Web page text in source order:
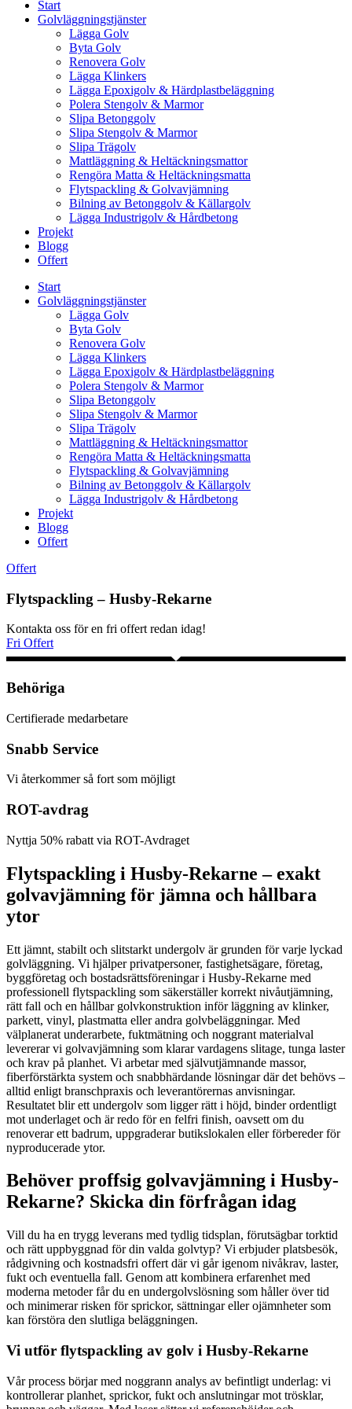
Start
Golvläggningstjänster
Lägga Golv
Byta Golv
Renovera Golv
Lägga Klinkers
Lägga Epoxigolv & Härdplastbeläggning
Polera Stengolv & Marmor
Slipa Betonggolv
Slipa Stengolv & Marmor
Slipa Trägolv
Mattläggning & Heltäckningsmattor
Rengöra Matta & Heltäckningsmatta
Flytspackling & Golvavjämning
Bilning av Betonggolv & Källargolv
Lägga Industrigolv & Hårdbetong
Projekt
Blogg
Offert
Start
Golvläggningstjänster
Lägga Golv
Byta Golv
Renovera Golv
Lägga Klinkers
Lägga Epoxigolv & Härdplastbeläggning
Polera Stengolv & Marmor
Slipa Betonggolv
Slipa Stengolv & Marmor
Slipa Trägolv
Mattläggning & Heltäckningsmattor
Rengöra Matta & Heltäckningsmatta
Flytspackling & Golvavjämning
Bilning av Betonggolv & Källargolv
Lägga Industrigolv & Hårdbetong
Projekt
Blogg
Offert
Offert
Flytspackling – Husby-Rekarne
Kontakta oss för en fri offert redan idag!
Fri Offert
Behöriga
Certifierade medarbetare
Snabb Service
Vi återkommer så fort som möjligt
ROT-avdrag
Nyttja 50% rabatt via ROT-Avdraget
Flytspackling i Husby-Rekarne – exakt
golvavjämning för jämna och hållbara
ytor
Ett jämnt, stabilt och slitstarkt undergolv är grunden för varje lyckad
golvläggning. Vi hjälper privatpersoner, fastighetsägare, företag,
byggföretag och bostadsrättsföreningar i Husby-Rekarne med
professionell flytspackling som säkerställer korrekt nivåutjämning,
rätt fall och en hållbar golvkonstruktion inför läggning av klinker,
parkett, vinyl, plastmatta eller andra golvbeläggningar. Med
välplanerat underarbete, fuktmätning och noggrant materialval
levererar vi golvavjämning som klarar vardagens slitage, tunga laster
och krav på planhet. Vi arbetar med självutjämnande massor,
fiberförstärkta system och snabbhärdande lösningar där det behövs –
alltid enligt branschpraxis och leverantörernas anvisningar.
Resultatet blir ett undergolv som ligger rätt i höjd, binder ordentligt
mot underlaget och är redo för en felfri finish, oavsett om du
renoverar ett badrum, uppgraderar butikslokalen eller förbereder för
nyproducerade ytor.
Behöver proffsig golvavjämning i Husby-
Rekarne? Skicka din förfrågan idag
Vill du ha en trygg leverans med tydlig tidsplan, förutsägbar torktid
och rätt uppbyggnad för din valda golvtyp? Vi erbjuder platsbesök,
rådgivning och kostnadsfri offert där vi går igenom nivåkrav, laster,
fukt och eventuella fall. Genom att kombinera erfarenhet med
moderna metoder får du en undergolvslösning som håller över tid
och minimerar risken för sprickor, sättningar eller ojämnheter som
kan förstöra den slutliga beläggningen.
Vi utför flytspackling av golv i Husby-Rekarne
Vår process börjar med noggrann analys av befintligt underlag: vi
kontrollerar planhet, sprickor, fukt och anslutningar mot trösklar,